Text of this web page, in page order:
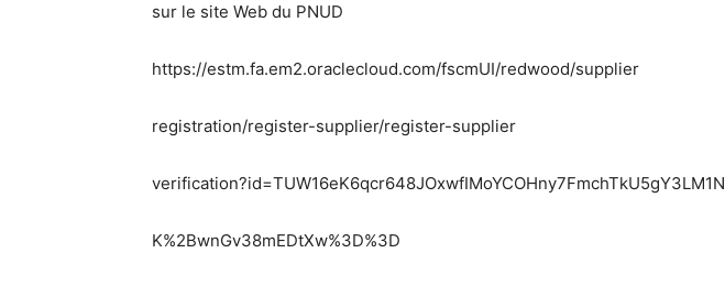
sur le site Web du PNUD
https://estm.fa.em2.oraclecloud.com/fscmUI/redwood/supplier
registration/register-supplier/register-supplier
verification?id=TUW16eK6qcr648JOxwfIMoYCOHny7FmchTkU5gY3LM1N
K%2BwnGv38mEDtXw%3D%3D